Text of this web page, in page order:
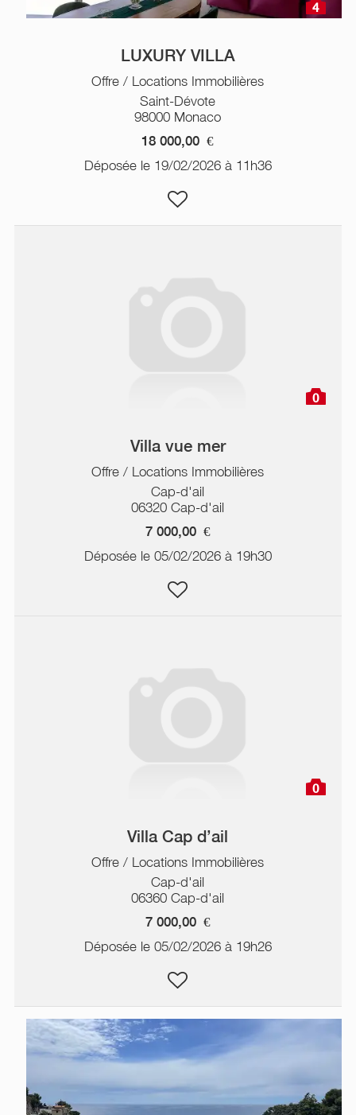
4
LUXURY VILLA
Offre / Locations Immobilières
Saint-Dévote
98000 Monaco
18 000,00 €
Déposée le 19/02/2026 à 11h36
0
Villa vue mer
Offre / Locations Immobilières
Cap-d'ail
06320 Cap-d'ail
7 000,00 €
Déposée le 05/02/2026 à 19h30
0
Villa Cap d’ail
Offre / Locations Immobilières
Cap-d'ail
06360 Cap-d'ail
7 000,00 €
Déposée le 05/02/2026 à 19h26